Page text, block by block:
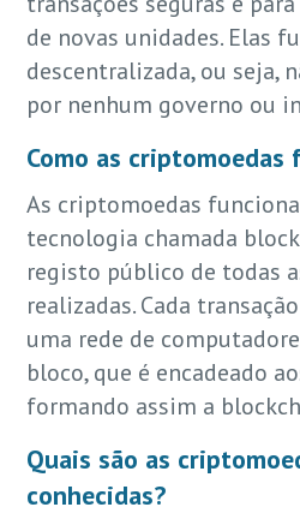
de novas unidades. Elas
descentralizada, ou seja,
por nenhum governo ou
Como as criptomoedas
As criptomoedas
tecnologia chamada
registo público de todas
realizadas. Cada
uma rede de
bloco, que é encadeado
formando assim a
Quais são as
conhecidas?